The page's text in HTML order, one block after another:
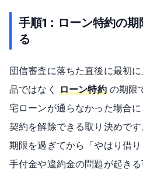
手順1：ローン特約の
る
団信審査に落ちた直後に最初
品ではなく ローン特約の期限
宅ローンが通らなかった場合
契約を解除できる取り決めです
期限を過ぎてから「やはり借り
手付金や違約金の問題が起き